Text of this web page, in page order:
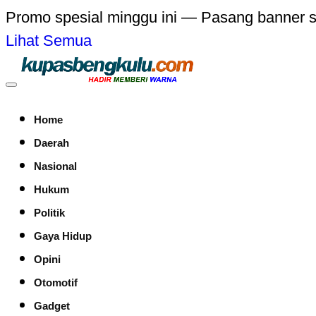
Promo spesial minggu ini — Pasang banner
Lihat Semua
Home
Daerah
Nasional
Hukum
Politik
Gaya Hidup
Opini
Otomotif
Gadget